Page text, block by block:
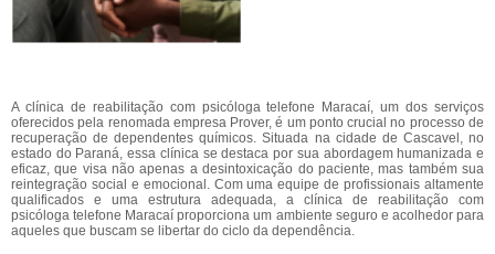
A clínica de reabilitação com psicóloga telefone Maracaí, um dos serviços
oferecidos pela renomada empresa Prover, é um ponto crucial no processo de
recuperação de dependentes químicos. Situada na cidade de Cascavel, no
estado do Paraná, essa clínica se destaca por sua abordagem humanizada e
eficaz, que visa não apenas a desintoxicação do paciente, mas também sua
reintegração social e emocional. Com uma equipe de profissionais altamente
qualificados e uma estrutura adequada, a clínica de reabilitação com
psicóloga telefone Maracaí proporciona um ambiente seguro e acolhedor para
aqueles que buscam se libertar do ciclo da dependência.